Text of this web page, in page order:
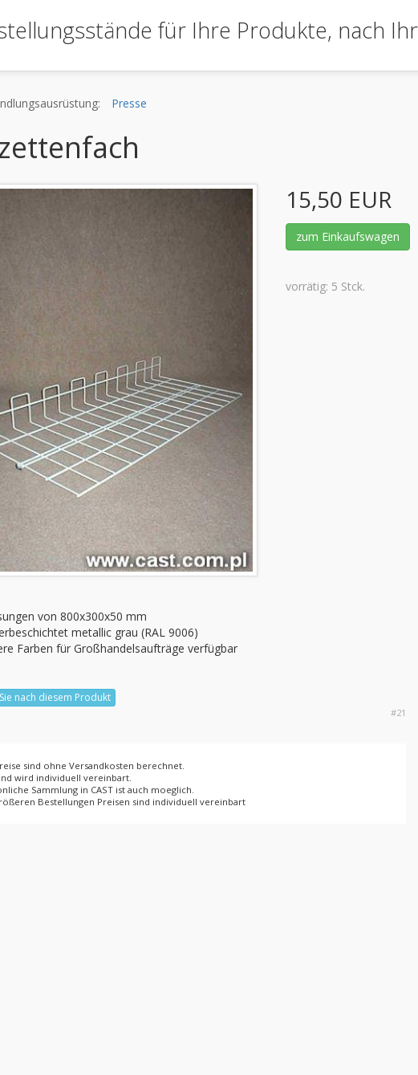
für Ihre Produkte, nach
Presse
15,50 EUR
zum Einkaufswagen
vorrätig: 5 Stck.
von 800x300x50 mm
metallic grau (RAL 9006)
Farben für Großhandelsaufträge verfügbar
nach diesem Produkt
#21
sind ohne Versandkosten berechnet.
wird individuell vereinbart.
Sammlung in CAST ist auch moeglich.
Bestellungen Preisen sind individuell vereinbart